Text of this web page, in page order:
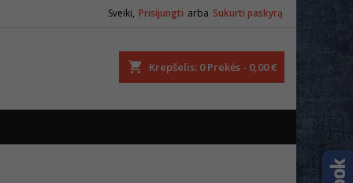
Sveiki, Prisijungti arba Sukurti paskyrą
Krepšelis 0 Prekės - 0,00 €